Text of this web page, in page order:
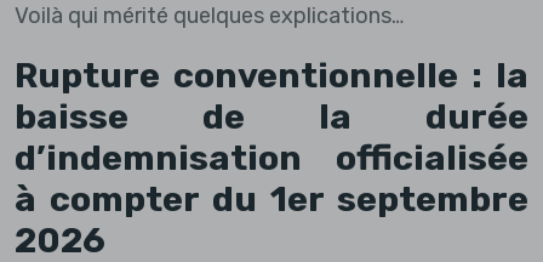
Voilà qui mérité quelques explications…
Rupture conventionnelle : la
baisse de la durée
d’indemnisation officialisée
à compter du 1er septembre
2026